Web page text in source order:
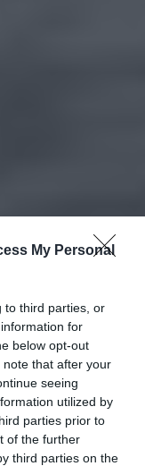
My Personal
to third parties, or
for
below opt-out
that after your
seeing
utilized by
parties prior to
of the further
third parties on the